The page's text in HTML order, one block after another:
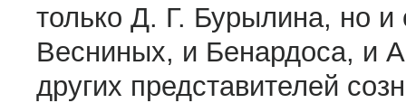
только Д. Г. Бурылина, но и
Весниных, и Бенардоса, и
других представителей